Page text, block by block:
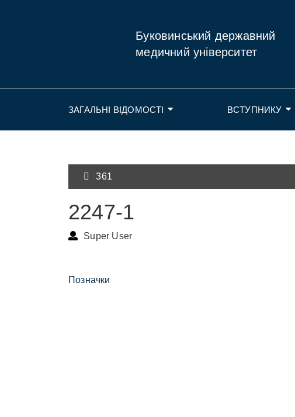
Буковинський державний
медичний університет
ЗАГАЛЬНІ ВІДОМОСТІ ВСТУПНИКУ
361
2247-1
Super User
Позначки